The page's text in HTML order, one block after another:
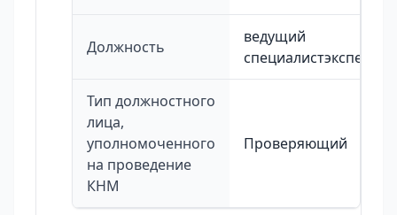
Должность
ведущий
специалистэксперт
Тип должностного
лица,
уполномоченного
на проведение
КНМ
Проверяющий